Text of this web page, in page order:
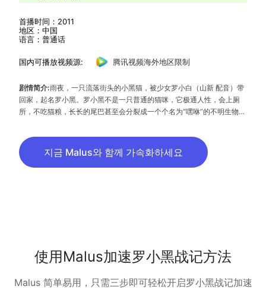
首播时间：2011
地区：中国
语言：普通话
国内可播放视频源: 腾讯视频海外地区限制
剧情简介:雨夜，一只流落街头的小黑猫，被少女罗小白（山新 配音）带
回家，起名罗小黑。罗小黑不是一只普通的猫咪，它极通人性，会上厕
所，不吃猫粮，长长的尾巴甚至会分裂成一个个名为“嘿咻”的不明生物
会幻化成鸟的狼，搜寻着罗小黑的下落。不久，罗小白带着小黑到乡下探
望堂哥阿根和爷爷，由此发生了种种离奇玄幻事件。 《罗小黑战记》是
中国大陆独立动画制作人MTJJ及其工作室于2011年03月出品的一部动
지금 Malus와 함께 가속화하세요
使用Malus加速罗小黑战记方法
Malus 简单易用，只需三步即可轻松开启罗小黑战记加速